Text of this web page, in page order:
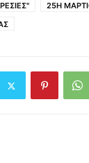
25Η